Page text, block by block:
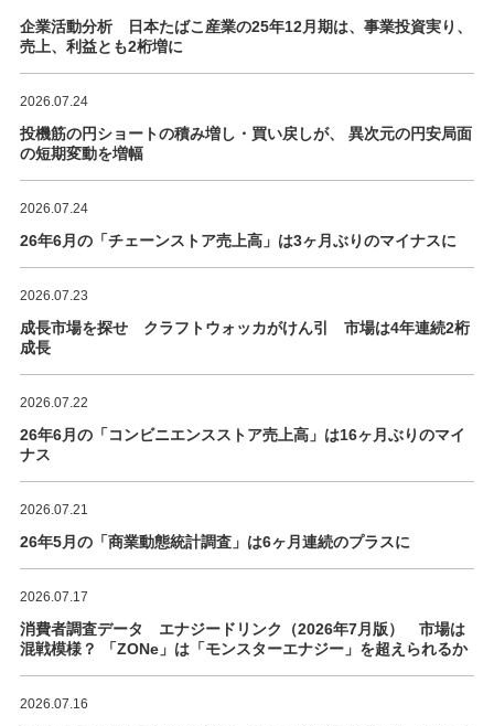
企業活動分析 日本たばこ産業の25年12月期は、事業投資実り、
売上、利益とも2桁増に
2026.07.24
投機筋の円ショートの積み増し・買い戻しが、 異次元の円安局面
の短期変動を増幅
2026.07.24
26年6月の「チェーンストア売上高」は3ヶ月ぶりのマイナスに
2026.07.23
成長市場を探せ クラフトウォッカがけん引 市場は4年連続2桁
成長
2026.07.22
26年6月の「コンビニエンスストア売上高」は16ヶ月ぶりのマイ
ナス
2026.07.21
26年5月の「商業動態統計調査」は6ヶ月連続のプラスに
2026.07.17
消費者調査データ エナジードリンク（2026年7月版） 市場は
混戦模様？ 「ZONe」は「モンスターエナジー」を超えられるか
2026.07.16